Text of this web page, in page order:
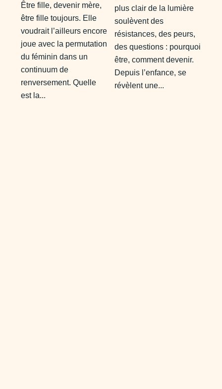
Être fille, devenir mère,
être fille toujours. Elle
voudrait l’ailleurs encore
joue avec la permutation
du féminin dans un
continuum de
renversement. Quelle
est la...
plus clair de la lumière
soulèvent des
résistances, des peurs,
des questions : pourquoi
être, comment devenir.
Depuis l’enfance, se
révèlent une...